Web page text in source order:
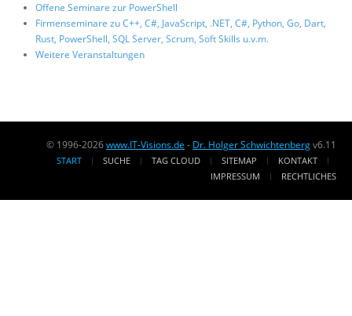
Offene Seminare zur PowerShell
Firmenseminare zu C++, C#, JavaScript, .NET, C#, Python, Go, Dart,
Rust, PowerShell, SQL Server, Scrum, Soft Skills u.v.m.
Weitere Veranstaltungen
© 1996-2026www.IT-Visions.de - Dr. Holger Schwichtenbergv6.11
START SUCHE TAG CLOUD SITEMAP
KONTAKT
IMPRESSUM
RECHTLICHES